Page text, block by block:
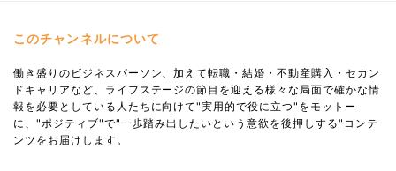
このチャンネルについて
働き盛りのビジネスパーソン、加えて転職・結婚・不動産購入・セカン
ドキャリアなど、ライフステージの節目を迎える様々な局面で確かな情
報を必要としている人たちに向けて"実用的で役に立つ"をモットー
に、"ポジティブ"で"一歩踏み出したいという意欲を後押しする"コンテ
ンツをお届けします。